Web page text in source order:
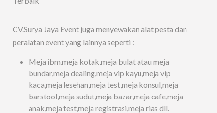
CV.Surya Jaya Event juga menyewakan alat pesta dan
peralatan event yang lainnya seperti :
Meja ibm,meja kotak,meja bulat atau meja
bundar,meja dealing,meja vip kayu,meja vip
kaca,meja lesehan,meja test,meja konsul,meja
barstool,meja sudut,meja bazar,meja cafe,meja
anak,meja test,meja registrasi,meja rias dll.